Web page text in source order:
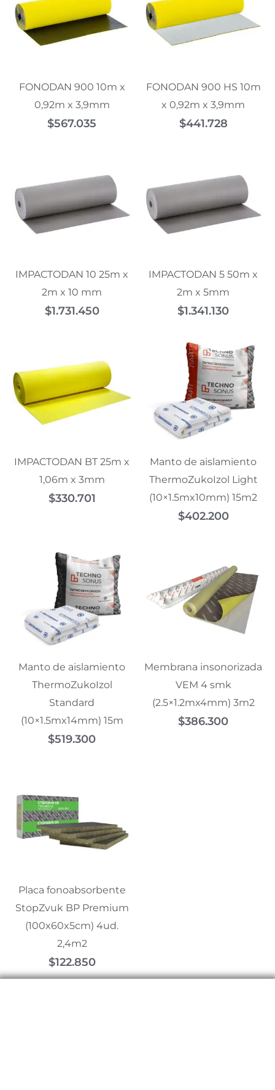
FONODAN 900 10m x
0,92m x 3,9mm
$567.035
FONODAN 900 HS 10m
x 0,92m x 3,9mm
$441.728
IMPACTODAN 10 25m x
2m x 10 mm
$1.731.450
IMPACTODAN 5 50m x
2m x 5mm
$1.341.130
IMPACTODAN BT 25m x
1,06m x 3mm
$330.701
Manto de aislamiento
ThermoZukoIzol Light
(10×1.5mx10mm) 15m2
$402.200
Manto de aislamiento
ThermoZukoIzol
Standard
(10×1.5mx14mm) 15m
$519.300
Membrana insonorizada
VEM 4 smk
(2.5×1.2mx4mm) 3m2
$386.300
Placa fonoabsorbente
StopZvuk BP Premium
(100x60x5cm) 4ud.
2,4m2
$122.850